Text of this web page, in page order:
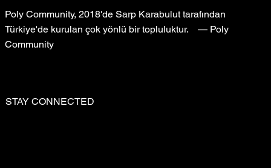
Poly Community, 2018'de Sarp Karabulut tarafından
Türkiye'de kurulan çok yönlü bir topluluktur. — Poly
Community
STAY CONNECTED